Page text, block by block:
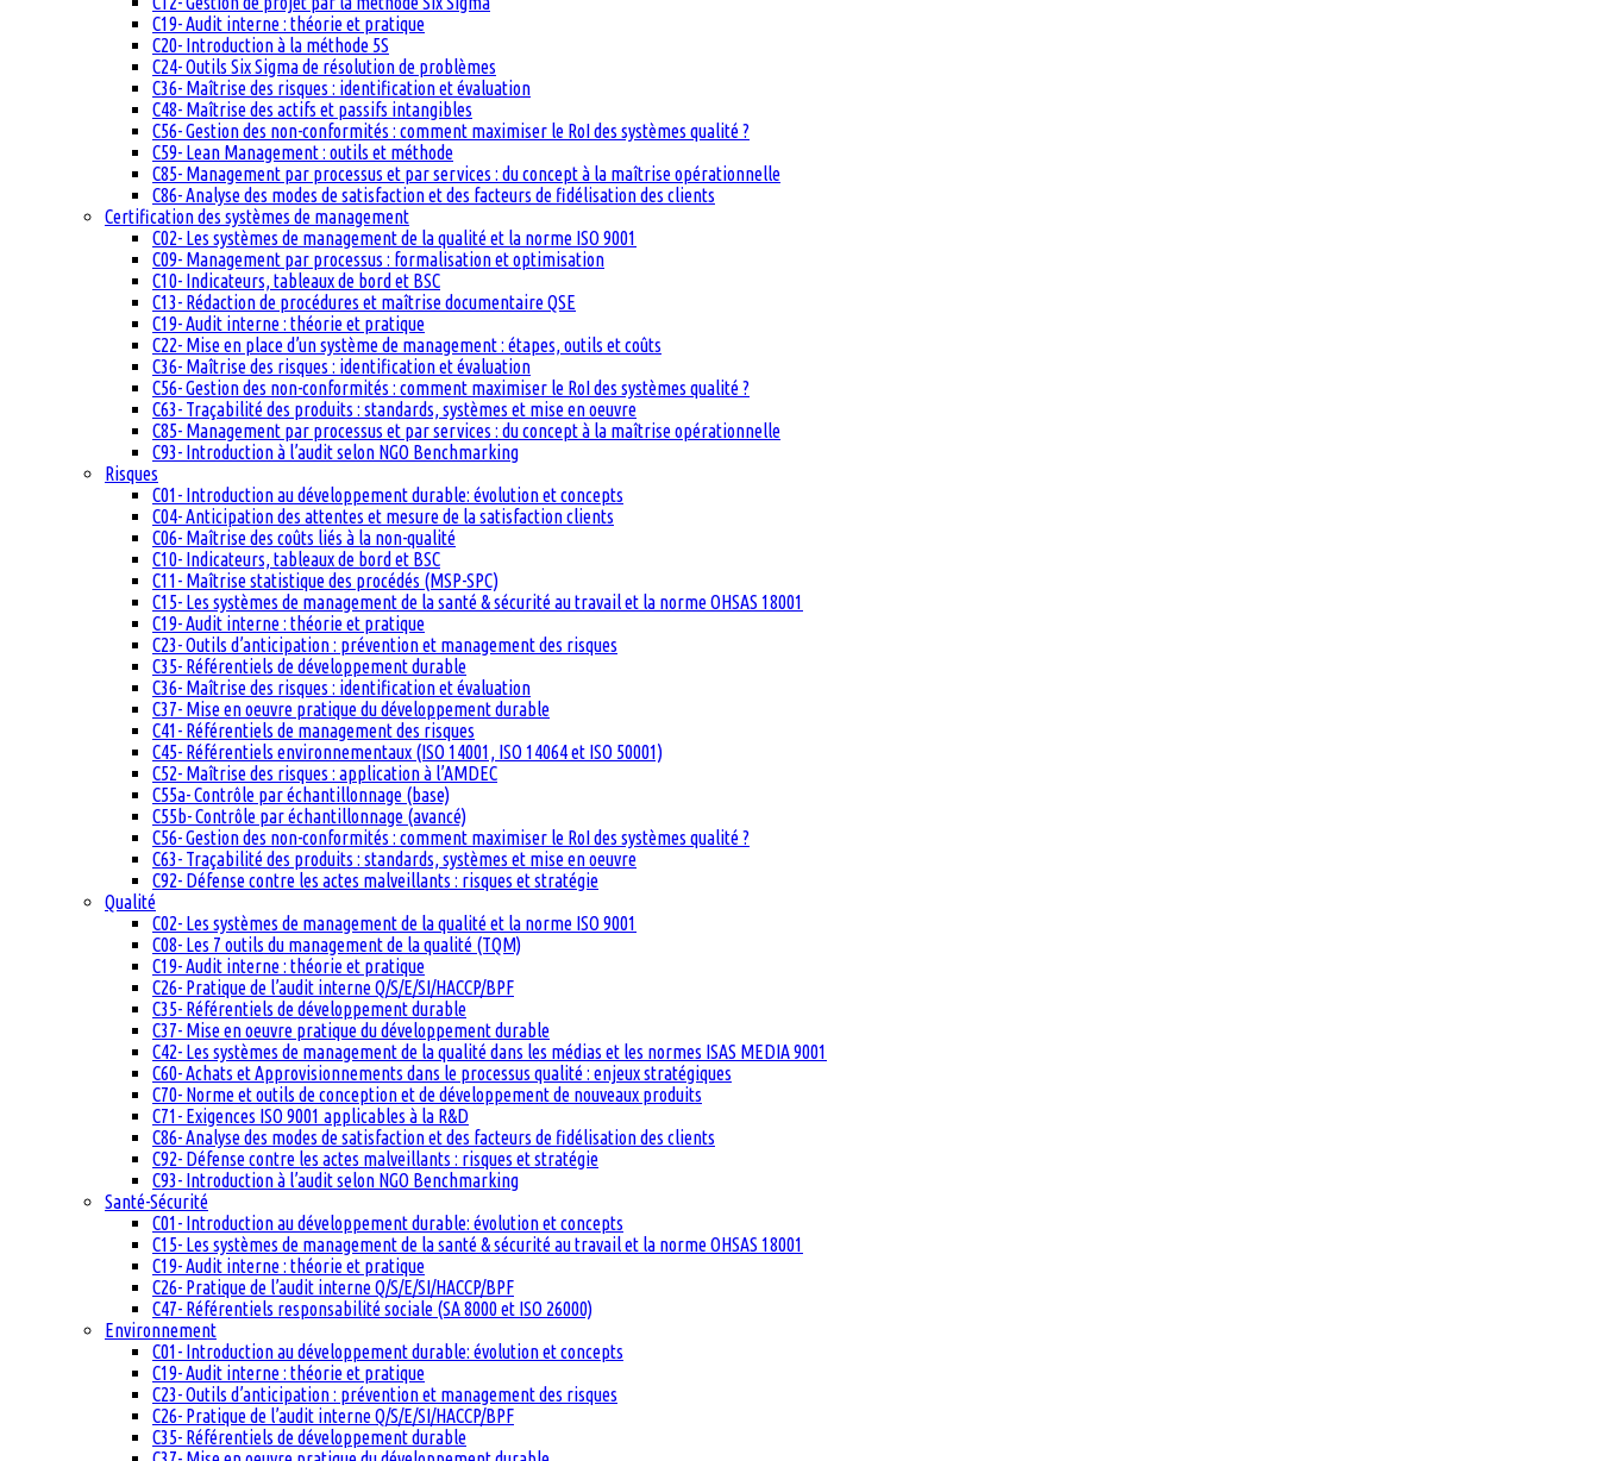
C19- Audit interne : théorie et pratique
C20- Introduction à la méthode 5S
C24- Outils Six Sigma de résolution de problèmes
C36- Maîtrise des risques : identification et évaluation
C48- Maîtrise des actifs et passifs intangibles
C56- Gestion des non-conformités : comment maximiser le RoI des systèmes qualité ?
C59- Lean Management : outils et méthode
C85- Management par processus et par services : du concept à la maîtrise opérationnelle
C86- Analyse des modes de satisfaction et des facteurs de fidélisation des clients
Certification des systèmes de management
C02- Les systèmes de management de la qualité et la norme ISO 9001
C09- Management par processus : formalisation et optimisation
C10- Indicateurs, tableaux de bord et BSC
C13- Rédaction de procédures et maîtrise documentaire QSE
C19- Audit interne : théorie et pratique
C22- Mise en place d’un système de management : étapes, outils et coûts
C36- Maîtrise des risques : identification et évaluation
C56- Gestion des non-conformités : comment maximiser le RoI des systèmes qualité ?
C63- Traçabilité des produits : standards, systèmes et mise en oeuvre
C85- Management par processus et par services : du concept à la maîtrise opérationnelle
C93- Introduction à l’audit selon NGO Benchmarking
Risques
C01- Introduction au développement durable: évolution et concepts
C04- Anticipation des attentes et mesure de la satisfaction clients
C06- Maîtrise des coûts liés à la non-qualité
C10- Indicateurs, tableaux de bord et BSC
C11- Maîtrise statistique des procédés (MSP-SPC)
C15- Les systèmes de management de la santé & sécurité au travail et la norme OHSAS 18001
C19- Audit interne : théorie et pratique
C23- Outils d’anticipation : prévention et management des risques
C35- Référentiels de développement durable
C36- Maîtrise des risques : identification et évaluation
C37- Mise en oeuvre pratique du développement durable
C41- Référentiels de management des risques
C45- Référentiels environnementaux (ISO 14001, ISO 14064 et ISO 50001)
C52- Maîtrise des risques : application à l’AMDEC
C55a- Contrôle par échantillonnage (base)
C55b- Contrôle par échantillonnage (avancé)
C56- Gestion des non-conformités : comment maximiser le RoI des systèmes qualité ?
C63- Traçabilité des produits : standards, systèmes et mise en oeuvre
C92- Défense contre les actes malveillants : risques et stratégie
Qualité
C02- Les systèmes de management de la qualité et la norme ISO 9001
C08- Les 7 outils du management de la qualité (TQM)
C19- Audit interne : théorie et pratique
C26- Pratique de l’audit interne Q/S/E/SI/HACCP/BPF
C35- Référentiels de développement durable
C37- Mise en oeuvre pratique du développement durable
C42- Les systèmes de management de la qualité dans les médias et les normes ISAS MEDIA 9001
C60- Achats et Approvisionnements dans le processus qualité : enjeux stratégiques
C70- Norme et outils de conception et de développement de nouveaux produits
C71- Exigences ISO 9001 applicables à la R&D
C86- Analyse des modes de satisfaction et des facteurs de fidélisation des clients
C92- Défense contre les actes malveillants : risques et stratégie
C93- Introduction à l’audit selon NGO Benchmarking
Santé-Sécurité
C01- Introduction au développement durable: évolution et concepts
C15- Les systèmes de management de la santé & sécurité au travail et la norme OHSAS 18001
C19- Audit interne : théorie et pratique
C26- Pratique de l’audit interne Q/S/E/SI/HACCP/BPF
C47- Référentiels responsabilité sociale (SA 8000 et ISO 26000)
Environnement
C01- Introduction au développement durable: évolution et concepts
C19- Audit interne : théorie et pratique
C23- Outils d’anticipation : prévention et management des risques
C26- Pratique de l’audit interne Q/S/E/SI/HACCP/BPF
C35- Référentiels de développement durable